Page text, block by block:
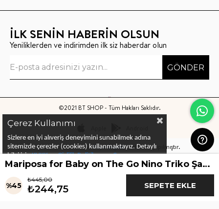
İLK SENİN HABERİN OLSUN
Yeniliklerden ve indirimden ilk siz haberdar olun
GÖNDER
©2021 BT SHOP - Tüm Hakları Saklıdır.
Bu sitenin kurulumuKeyo Digitaltarafından yapılmıştır.
Çerez Kullanımı
Sizlere en iyi alıveriş deneyimini sunabilmek adına
sitemizde çerezler (cookies) kullanmaktayız. Detaylı
bilgi için KVKK ve Gizlilik Politikası veÇerez
Politikalarını inceleyebilirsiniz Mariposa for Baby on The Go Nino Triko Şapka Gri Mavi
%45
₺445,00
₺244,75